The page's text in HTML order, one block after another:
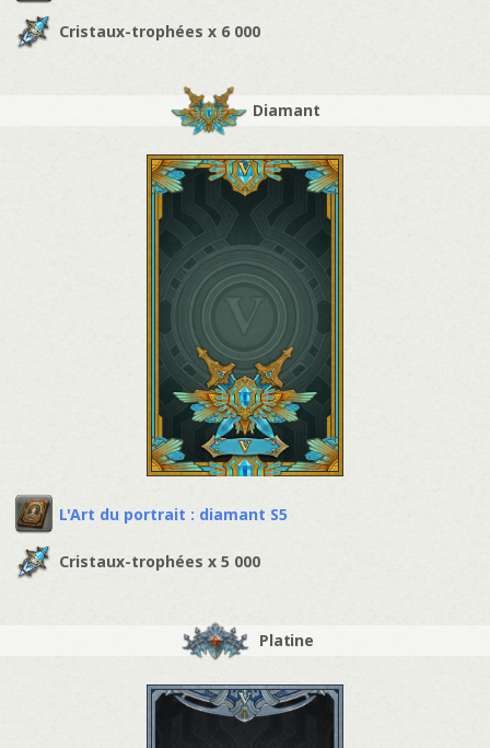
Cristaux-trophées x 6 000
Diamant
L'Art du portrait : diamant S5
Cristaux-trophées x 5 000
Platine